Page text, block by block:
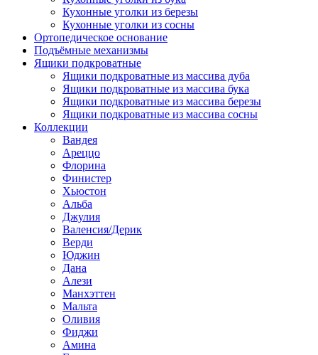
Кухонные уголки из березы
Кухонные уголки из сосны
Ортопедическое основание
Подъёмные механизмы
Ящики подкроватные
Ящики подкроватные из массива дуба
Ящики подкроватные из массива бука
Ящики подкроватные из массива березы
Ящики подкроватные из массива сосны
Коллекции
Вандея
Ареццо
Флорина
Финистер
Хьюстон
Альба
Джулия
Валенсия/Дерик
Верди
Юджин
Дана
Алези
Манхэттен
Мальта
Оливия
Фиджи
Амина